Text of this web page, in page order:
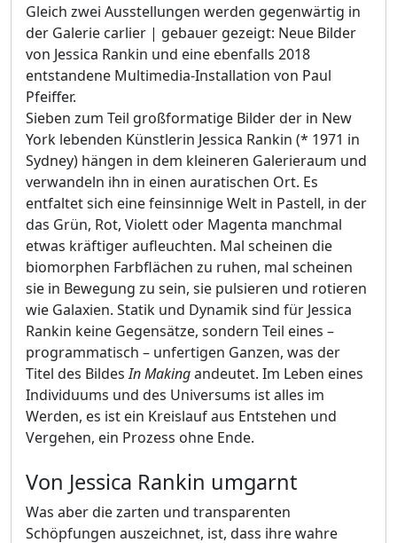
Gleich zwei Ausstellungen werden gegenwärtig in
der Galerie carlier | gebauer gezeigt: Neue Bilder
von Jessica Rankin und eine ebenfalls 2018
entstandene Multimedia-Installation von Paul
Pfeiffer.
Sieben zum Teil großformatige Bilder der in New
York lebenden Künstlerin Jessica Rankin (* 1971 in
Sydney) hängen in dem kleineren Galerieraum und
verwandeln ihn in einen auratischen Ort. Es
entfaltet sich eine feinsinnige Welt in Pastell, in der
das Grün, Rot, Violett oder Magenta manchmal
etwas kräftiger aufleuchten. Mal scheinen die
biomorphen Farbflächen zu ruhen, mal scheinen
sie in Bewegung zu sein, sie pulsieren und rotieren
wie Galaxien. Statik und Dynamik sind für Jessica
Rankin keine Gegensätze, sondern Teil eines –
programmatisch – unfertigen Ganzen, was der
Titel des BildesIn Makingandeutet. Im Leben eines
Individuums und des Universums ist alles im
Werden, es ist ein Kreislauf aus Entstehen und
Vergehen, ein Prozess ohne Ende.
Von Jessica Rankin umgarnt
Was aber die zarten und transparenten
Schöpfungen auszeichnet, ist, dass ihre wahre